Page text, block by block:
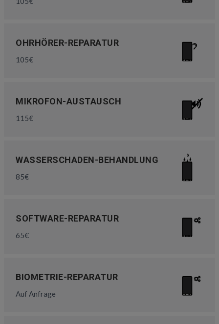
OHRHÖRER-REPARATUR
105€
MIKROFON-AUSTAUSCH
115€
WASSERSCHADEN-BEHANDLUNG
85€
SOFTWARE-REPARATUR
65€
BIOMETRIE-REPARATUR
Auf Anfrage